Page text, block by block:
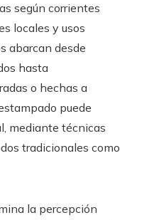
según corrientes
locales y usos
abarcan desde
hasta
o hechas a
puede
mediante técnicas
tradicionales como
la percepción